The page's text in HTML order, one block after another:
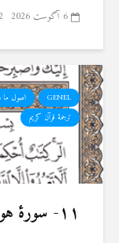
6 آگوست 2026 2
GENEL اصول ما
ترجمۀ قرآن کریم
۱۱- سورهٔ هود